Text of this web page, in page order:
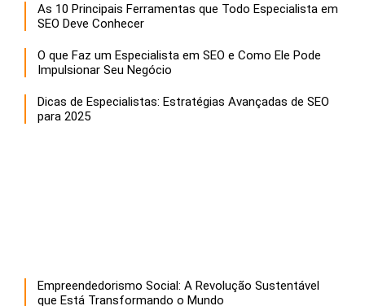
As 10 Principais Ferramentas que Todo Especialista em
SEO Deve Conhecer
O que Faz um Especialista em SEO e Como Ele Pode
Impulsionar Seu Negócio
Dicas de Especialistas: Estratégias Avançadas de SEO
para 2025
Empreendedorismo Social: A Revolução Sustentável
que Está Transformando o Mundo